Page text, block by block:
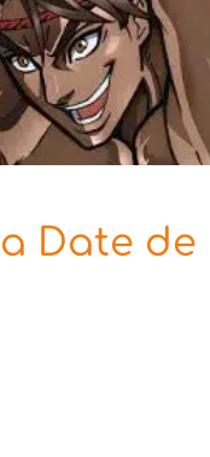
Date de